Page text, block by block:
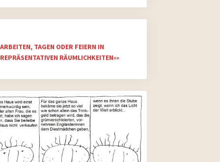
ARBEITEN, TAGEN ODER FEIERN IN
REPRÄSENTATIVEN RÄUMLICHKEITEN»»